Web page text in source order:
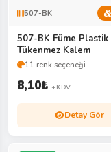
507-BK
507-BK Füme Plastik
Tükenmez Kalem
11 renk seçeneği
8,10₺ +KDV
Detay Gör